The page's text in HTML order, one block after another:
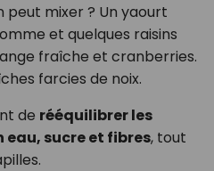
peut mixer ? Un yaourt
et quelques raisins
fraîche et cranberries.
farcies de noix.
de rééquilibrer les
eau, sucre et fibres, tout